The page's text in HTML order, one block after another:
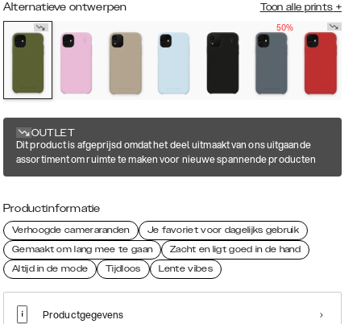
Alternatieve ontwerpen Toon alle prints +
50%
OUTLET
Dit product is afgeprijsd omdat het deel uitmaakt van ons uitgaande
assortiment om ruimte te maken voor nieuwe spannende producten
Productinformatie
Verhoogde cameraranden
Je favoriet voor dagelijks gebruik
Gemaakt om lang mee te gaan
Zacht en ligt goed in de hand
Altijd in de mode
Tijdloos Lente vibes
Productgegevens